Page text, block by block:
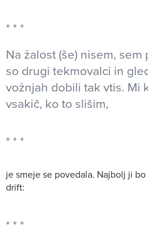
Na žalost (še) nisem,
so drugi tekmovalci in
vožnjah dobili tak vtis. Mi
vsakič, ko to slišim,
je smeje se povedala. Najbolj ji
drift: